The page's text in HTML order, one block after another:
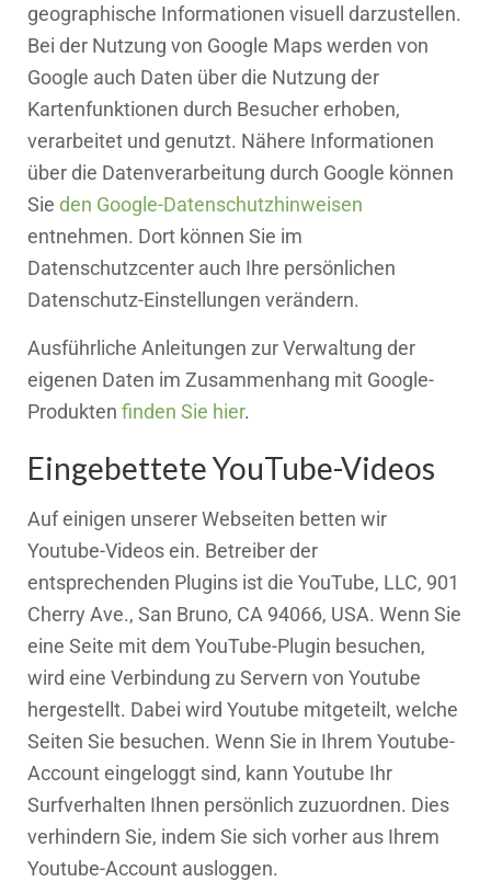
geographische Informationen visuell darzustellen.
Bei der Nutzung von Google Maps werden von
Google auch Daten über die Nutzung der
Kartenfunktionen durch Besucher erhoben,
verarbeitet und genutzt. Nähere Informationen
über die Datenverarbeitung durch Google können
Sie den Google-Datenschutzhinweisen
entnehmen. Dort können Sie im
Datenschutzcenter auch Ihre persönlichen
Datenschutz-Einstellungen verändern.
Ausführliche Anleitungen zur Verwaltung der
eigenen Daten im Zusammenhang mit Google-
Produkten finden Sie hier.
Eingebettete YouTube-Videos
Auf einigen unserer Webseiten betten wir
Youtube-Videos ein. Betreiber der
entsprechenden Plugins ist die YouTube, LLC, 901
Cherry Ave., San Bruno, CA 94066, USA. Wenn Sie
eine Seite mit dem YouTube-Plugin besuchen,
wird eine Verbindung zu Servern von Youtube
hergestellt. Dabei wird Youtube mitgeteilt, welche
Seiten Sie besuchen. Wenn Sie in Ihrem Youtube-
Account eingeloggt sind, kann Youtube Ihr
Surfverhalten Ihnen persönlich zuzuordnen. Dies
verhindern Sie, indem Sie sich vorher aus Ihrem
Youtube-Account ausloggen.